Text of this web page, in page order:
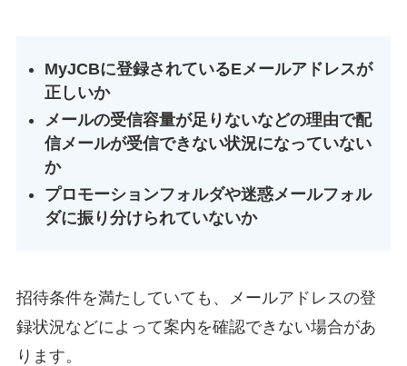
MyJCBに登録されているEメールアドレスが
正しいか
メールの受信容量が足りないなどの理由で配
信メールが受信できない状況になっていない
か
プロモーションフォルダや迷惑メールフォル
ダに振り分けられていないか
招待条件を満たしていても、メールアドレスの登
録状況などによって案内を確認できない場合があ
ります。